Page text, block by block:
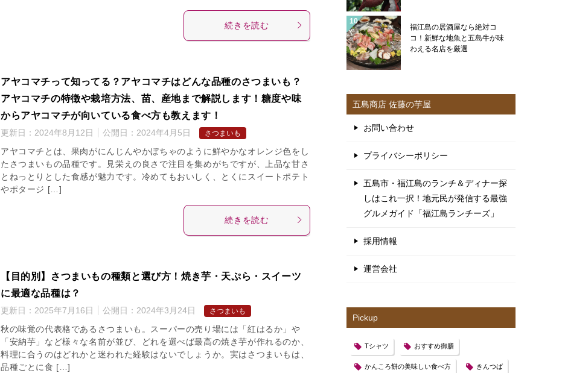
続きを読む
アヤコマチって知ってる？アヤコマチはどんな品種のさつまいも？
アヤコマチの特徴や栽培方法、苗、産地まで解説します！糖度や味
からアヤコマチが向いている食べ方も教えます！
更新日： 2024年8月12日 公開日： 2024年4月5日 さつまいも
アヤコマチとは、果肉がにんじんやかぼちゃのように鮮やかなオレンジ色をし
たさつまいもの品種です。見栄えの良さで注目を集めがちですが、上品な甘さ
とねっとりとした食感が魅力です。冷めてもおいしく、とくにスイートポテト
やポタージ […]
続きを読む
【目的別】さつまいもの種類と選び方！焼き芋・天ぷら・スイーツ
に最適な品種は？
更新日： 2025年7月16日 公開日： 2024年3月24日 さつまいも
秋の味覚の代表格であるさつまいも。スーパーの売り場には「紅はるか」や
「安納芋」など様々な名前が並び、どれを選べば最高の焼き芋が作れるのか、
料理に合うのはどれかと迷われた経験はないでしょうか。実はさつまいもは、
品種ごとに食 […]
福江島の居酒屋なら絶対コ
コ！新鮮な地魚と五島牛が味
わえる名店を厳選
五島商店 佐藤の芋屋
お問い合わせ
プライバシーポリシー
五島市・福江島のランチ＆ディナー探
しはこれ一択！地元民が発信する最強
グルメガイド「福江島ランチーズ」
採用情報
運営会社
Pickup
Tシャツ おすすめ御膳
かんころ餅の美味しい食べ方 きんつば